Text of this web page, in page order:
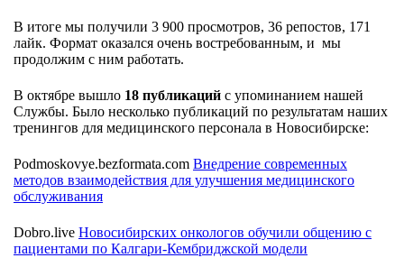
В итоге мы получили 3 900 просмотров, 36 репостов, 171
лайк. Формат оказался очень востребованным, и мы
продолжим с ним работать.
В октябре вышло 18 публикаций с упоминанием нашей
Службы. Было несколько публикаций по результатам наших
тренингов для медицинского персонала в Новосибирске:
Podmoskovye.bezformata.com Внедрение современных
методов взаимодействия для улучшения медицинского
обслуживания
Dobro.live Новосибирских онкологов обучили общению с
пациентами по Калгари-Кембриджской модели